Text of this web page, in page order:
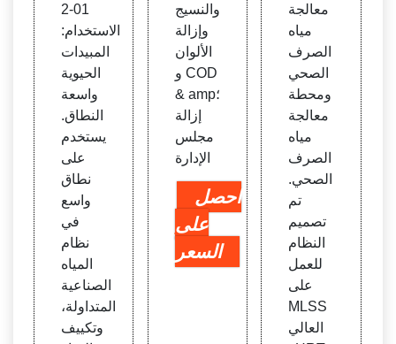
01-2
الاستخدام:
المبيدات
الحيوية
واسعة
النطاق.
يستخدم
على
نطاق
واسع
في
نظام
المياه
الصناعية
المتداولة،
وتكييف
والنسيج
وإزالة
الألوان
و COD
& amp؛
إزالة
مجلس
الإدارة
احصل
على
السعر
معالجة
مياه
الصرف
الصحي
ومحطة
معالجة
مياه
الصرف
الصحي.
تم
تصميم
النظام
للعمل
على
MLSS
العالي